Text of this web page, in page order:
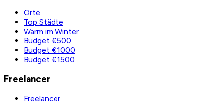
Orte
Top Städte
Warm im Winter
Budget €500
Budget €1000
Budget €1500
Freelancer
Freelancer